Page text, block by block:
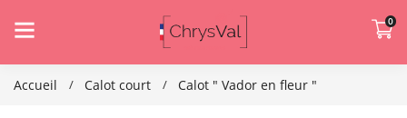
0
Accueil Calot court Calot " Vador en fleur "